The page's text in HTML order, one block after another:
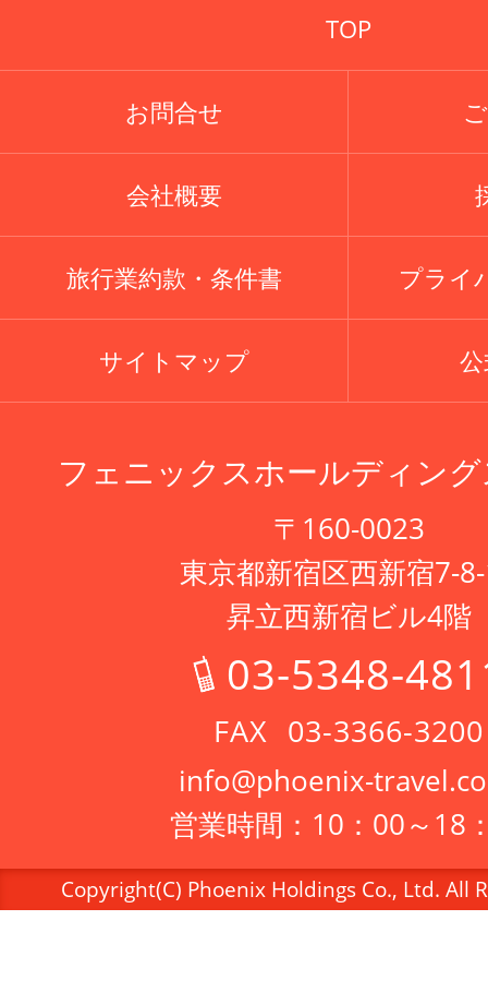
TOP
お問合せ
会社概要
旅行業約款・条件書 プライ
サイトマップ
フェニックスホールディン
〒160-0023
東京都新宿区西新宿7-
昇立西新宿ビル4階
03-5348-
03-3366-3200
info@phoenix-
営業時間：10：00～18
Copyright(C) Phoenix Holdings Co., Ltd. All